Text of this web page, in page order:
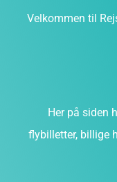
Velkommen til
Her på siden
flybilletter, billige